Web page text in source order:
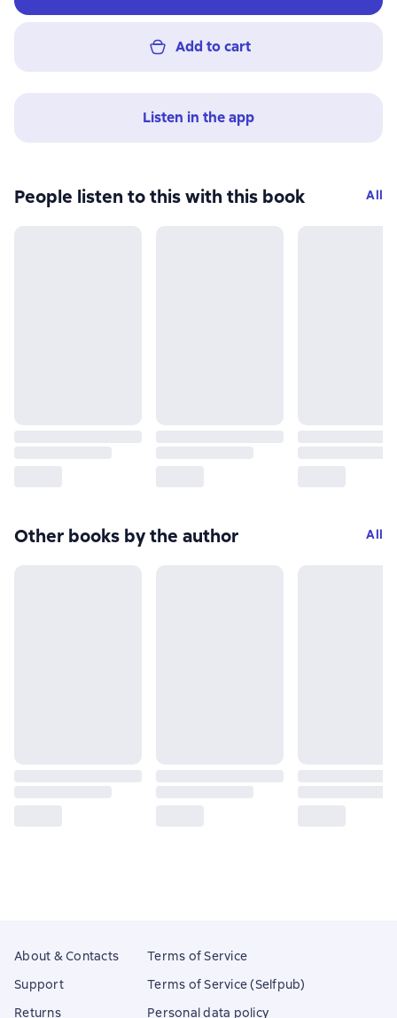
Add to cart
Listen in the app
People listen to this with this book All
Other books by the author All
About & Contacts
Support
Returns
Terms of Service
Terms of Service (Selfpub)
Personal data policy